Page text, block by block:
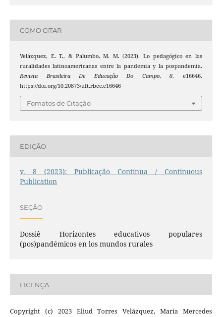
COMO CITAR
Velázquez, E. T., & Palumbo, M. M. (2023). Lo pedagógico en las
ruralidades latinoamericanas entre la pandemia y la pospandemia.
Revista Brasileira De Educação Do Campo,8, e16646.
https://doi.org/10.20873/uft.rbec.e16646
Fomatos de Citação
EDIÇÃO
v. 8 (2023): Publicação Contínua / Continuous
Publication
SEÇÃO
Dossiê Horizontes educativos populares
(pos)pandémicos en los mundos rurales
LICENÇA
Copyright (c) 2023 Eliud Torres Velázquez, María Mercedes